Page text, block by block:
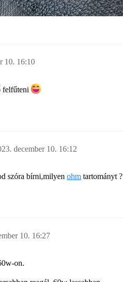
10. 16:10
felfűteni
december 10. 16:12
szóra bírni,milyen ohm tartományt ?
10. 16:27
on.